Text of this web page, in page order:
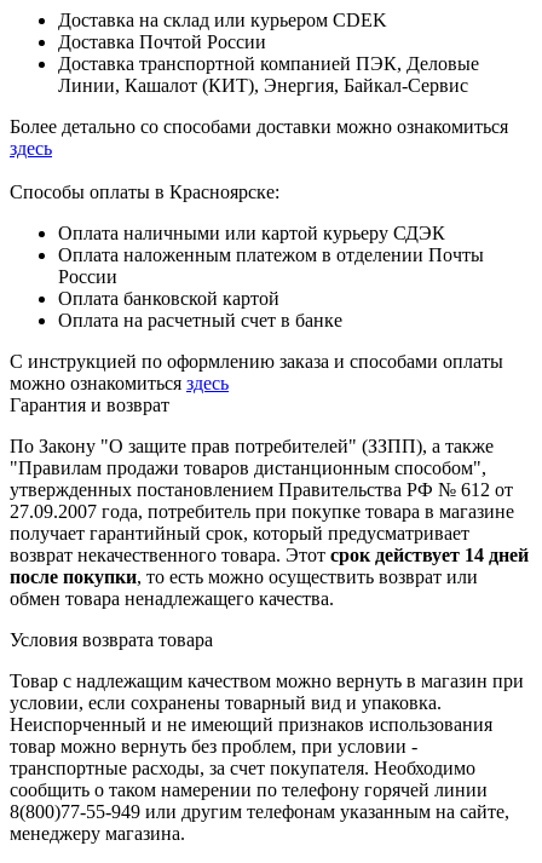
Доставка на склад или курьером CDEK
Доставка Почтой России
Доставка транспортной компанией ПЭК, Деловые
Линии, Кашалот (КИТ), Энергия, Байкал-Сервис
Более детально со способами доставки можно ознакомиться
здесь
Способы оплаты в Красноярске:
Оплата наличными или картой курьеру СДЭК
Оплата наложенным платежом в отделении Почты
России
Оплата банковской картой
Оплата на расчетный счет в банке
С инструкцией по оформлению заказа и способами оплаты
можно ознакомиться здесь
Гарантия и возврат
По Закону "О защите прав потребителей" (ЗЗПП), а также
"Правилам продажи товаров дистанционным способом",
утвержденных постановлением Правительства РФ № 612 от
27.09.2007 года, потребитель при покупке товара в магазине
получает гарантийный срок, который предусматривает
возврат некачественного товара. Этот срок действует 14 дней
после покупки, то есть можно осуществить возврат или
обмен товара ненадлежащего качества.
Условия возврата товара
Товар с надлежащим качеством можно вернуть в магазин при
условии, если сохранены товарный вид и упаковка.
Неиспорченный и не имеющий признаков использования
товар можно вернуть без проблем, при условии -
транспортные расходы, за счет покупателя. Необходимо
сообщить о таком намерении по телефону горячей линии
8(800)77-55-949 или другим телефонам указанным на сайте,
менеджеру магазина.